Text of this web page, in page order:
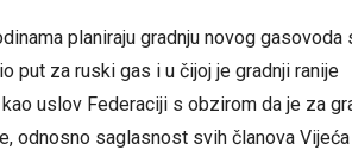
planiraju gradnju novog gasovoda
put za ruski gas i u čijoj je gradnji ranije
uslov Federaciji s obzirom da je za
odnosno saglasnost svih članova Vijeća